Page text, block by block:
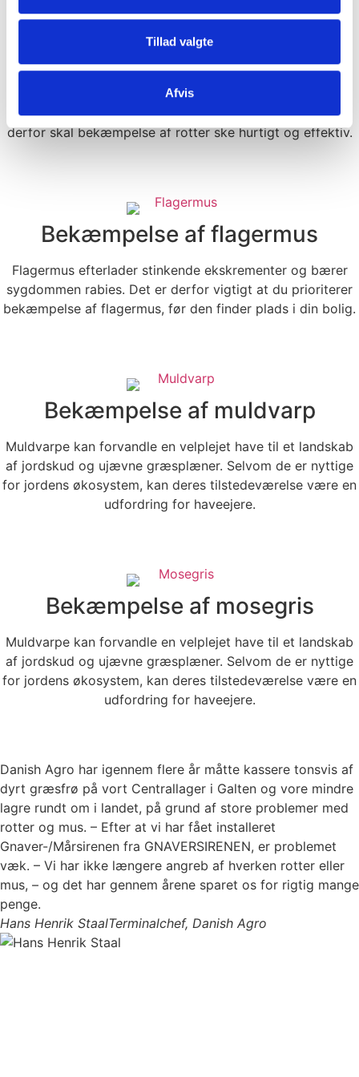
Tillad valgte
Afvis
Bekæmpelse af rotter
Rotter hører til blandt de mest almindelige skadedyr i
Danmark. Dyret er en omvandrende bakteriebombe, og
derfor skal bekæmpelse af rotter ske hurtigt og effektiv.
Bekæmpelse af flagermus
Flagermus efterlader stinkende ekskrementer og bærer
sygdommen rabies. Det er derfor vigtigt at du prioriterer
bekæmpelse af flagermus, før den finder plads i din bolig.
Bekæmpelse af muldvarp
Muldvarpe kan forvandle en velplejet have til et landskab
af jordskud og ujævne græsplæner. Selvom de er nyttige
for jordens økosystem, kan deres tilstedeværelse være en
udfordring for haveejere.
Bekæmpelse af mosegris
Muldvarpe kan forvandle en velplejet have til et landskab
af jordskud og ujævne græsplæner. Selvom de er nyttige
for jordens økosystem, kan deres tilstedeværelse være en
udfordring for haveejere.
Danish Agro har igennem flere år måtte kassere tonsvis af
dyrt græsfrø på vort Centrallager i Galten og vore mindre
lagre rundt om i landet, på grund af store problemer med
rotter og mus. – Efter at vi har fået installeret
Gnaver-/Mårsirenen fra GNAVERSIRENEN, er problemet
væk. – Vi har ikke længere angreb af hverken rotter eller
mus, – og det har gennem årene sparet os for rigtig mange
penge.
Hans Henrik StaalTerminalchef, Danish Agro